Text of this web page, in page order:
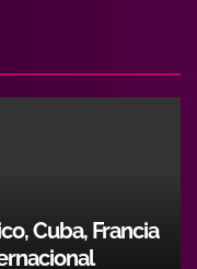
Cuba, Francia